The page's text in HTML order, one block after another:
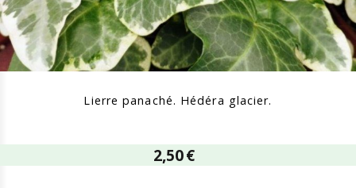
Lierre panaché. Hédéra glacier.
2,50€